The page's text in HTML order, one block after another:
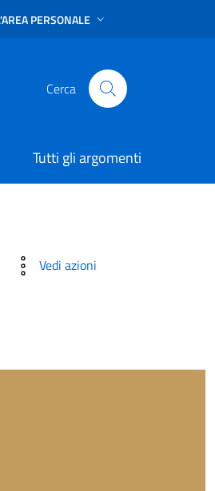
PERSONALE
Cerca
Tutti gli argomenti
Vedi azioni